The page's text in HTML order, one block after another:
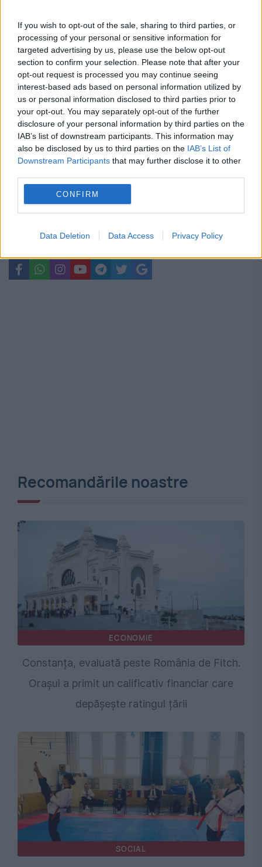
If you wish to opt-out of the sale, sharing to third parties, or
processing of your personal or sensitive information for
targeted advertising by us, please use the below opt-out
section to confirm your selection. Please note that after your
opt-out request is processed you may continue seeing
interest-based ads based on personal information utilized by
us or personal information disclosed to third parties prior to
your opt-out. You may separately opt-out of the further
disclosure of your personal information by third parties on the
IAB’s list of downstream participants. This information may
also be disclosed by us to third parties on the IAB’s List of
Downstream Participants that may further disclose it to other
CONFIRM
Data Deletion Data Access Privacy Policy
electrică. Transelectrica poate limita
consumul între orele 19:00 și 23:00 dacă
apar deficite în sistem
Waze ar putea pierde avertizările
despre radare și filtre de poliție. Statele
UE vor decide dacă impun interdicția
alin cocos anrp Constanta
Recomandările noastre
ECONOMIE
Constanța, evaluată peste România de Fitch.
Orașul a primit un calificativ financiar care
depășește ratingul țării
SOCIAL